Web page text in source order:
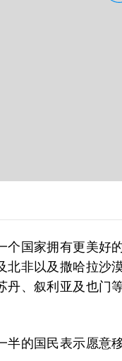
国家拥有更美好
北非以及撒哈拉沙
丹、叙利亚及也门
的国民表示愿意